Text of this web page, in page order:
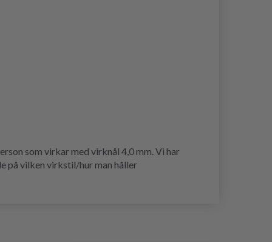
som virkar med virknål 4,0 mm. Vi har
på vilken virkstil/hur man håller